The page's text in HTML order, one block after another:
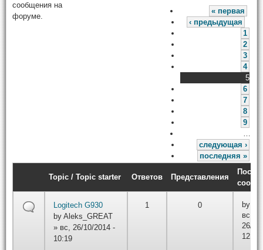
сообщения на
форуме.
« первая
‹ предыдущая
1
2
3
4
5
6
7
8
9
…
следующая ›
последняя »
Topic / Topic starter Ответов Представления
Logitech G930
by Aleks_GREAT
» вс, 26/10/2014 -
10:19
1 0 by
вс,
26/
12:27